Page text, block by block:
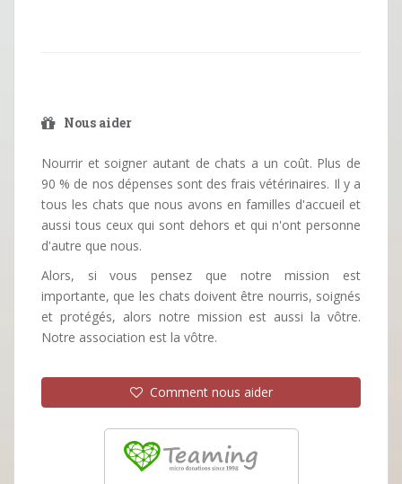
Nous aider
Nourrir et soigner autant de chats a un coût. Plus de
90 % de nos dépenses sont des frais vétérinaires. Il y a
tous les chats que nous avons en familles d'accueil et
aussi tous ceux qui sont dehors et qui n'ont personne
d'autre que nous.
Alors, si vous pensez que notre mission est
importante, que les chats doivent être nourris, soignés
et protégés, alors notre mission est aussi la vôtre.
Notre association est la vôtre.
Comment nous aider